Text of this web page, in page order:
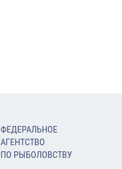
ФЕДЕРАЛЬНОЕ
АГЕНТСТВО
ПО РЫБОЛОВСТВУ